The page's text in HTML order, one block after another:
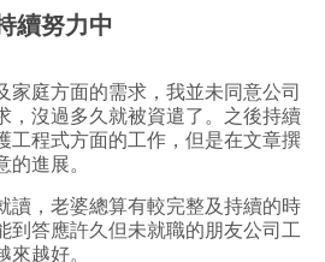
續努力中
庭方面的需求，我並未同意公司
，沒過多久就被資遣了。之後持續
工程式方面的工作，但是在文章撰
進展。
，老婆總算有較完整及持續的時
到答應許久但未就職的朋友公司工
越好。